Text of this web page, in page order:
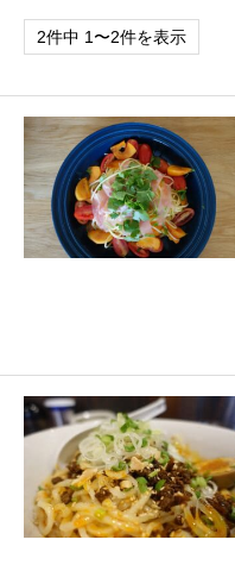
2件中 1〜2件を表示